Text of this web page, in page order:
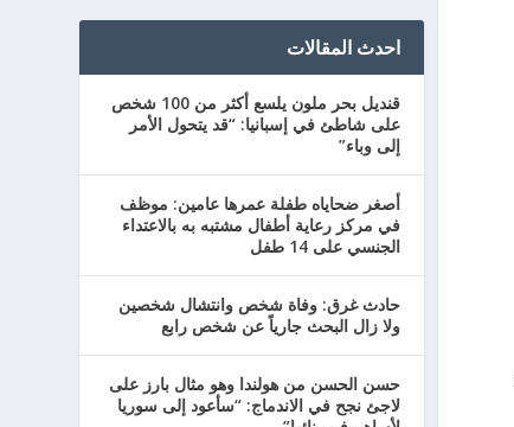
احدث المقالات
قنديل بحر ملون يلسع أكثر من 100 شخص
على شاطئ في إسبانيا: “قد يتحول الأمر
إلى وباء”
أصغر ضحاياه طفلة عمرها عامين: موظف
في مركز رعاية أطفال مشتبه به بالاعتداء
الجنسي على 14 طفل
حادث غرق: وفاة شخص وانتشال شخصين
ولا زال البحث جارياً عن شخص رابع
حسن الحسن من هولندا وهو مثال بارز على
لاجئ نجح في الاندماج: “سأعود إلى سوريا